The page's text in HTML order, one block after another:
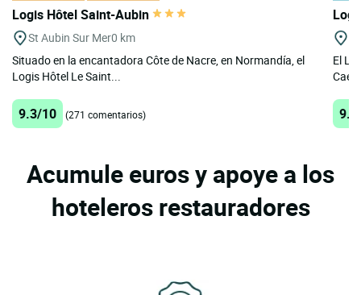
Logis Hôtel Saint-Aubin
St Aubin Sur Mer0 km
Situado en la encantadora Côte de Nacre, en Normandía, el
Logis Hôtel Le Saint...
9.3/10 (271 comentarios)
El
Acumule euros y apoye a los
hoteleros restauradores